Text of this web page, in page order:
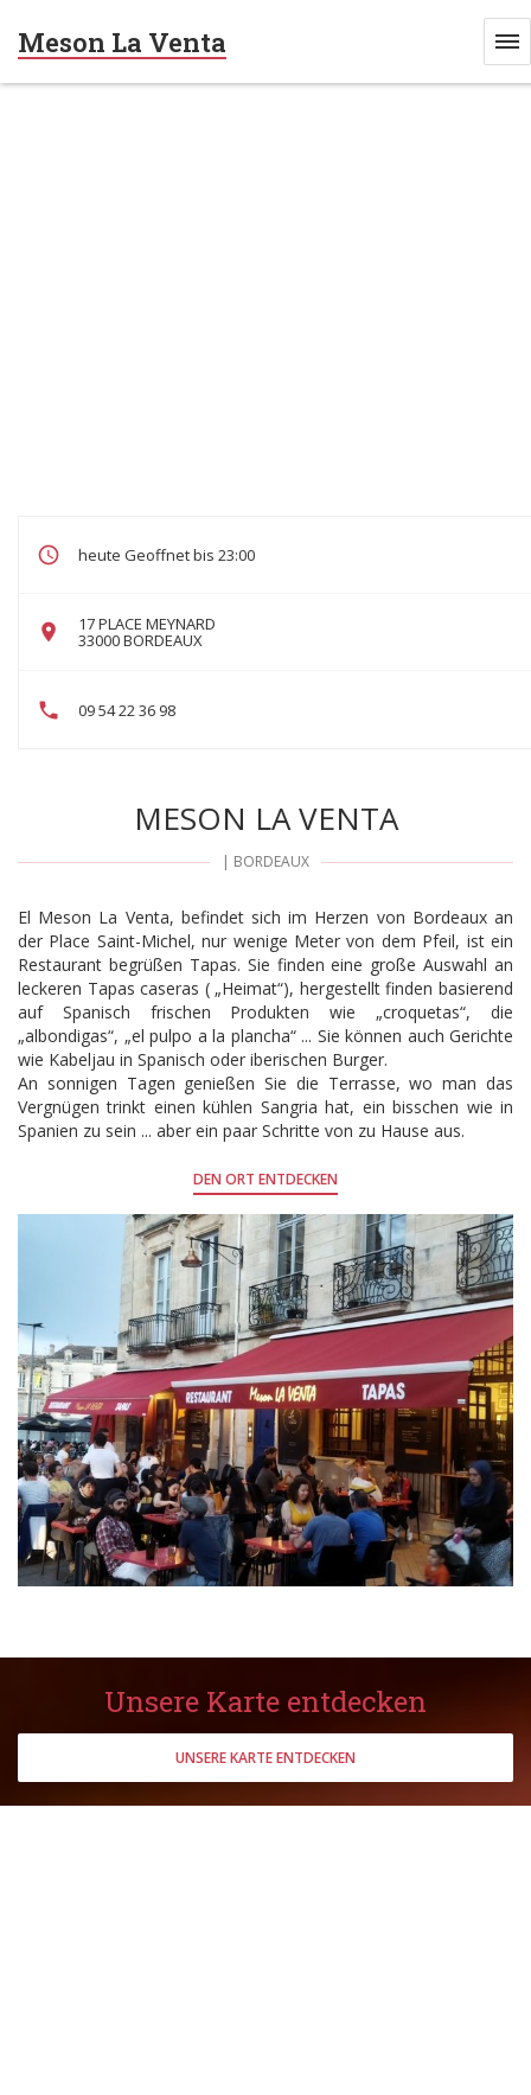
Meson La Venta
heute Geoffnet bis 23:00
17 PLACE MEYNARD
33000 BORDEAUX
09 54 22 36 98
MESON LA VENTA
| BORDEAUX
El Meson La Venta, befindet sich im Herzen von Bordeaux an
der Place Saint-Michel, nur wenige Meter von dem Pfeil, ist ein
Restaurant begrüßen Tapas. Sie finden eine große Auswahl an
leckeren Tapas caseras ( „Heimat“), hergestellt finden basierend
auf Spanisch frischen Produkten wie „croquetas“, die
„albondigas“, „el pulpo a la plancha“ ... Sie können auch Gerichte
wie Kabeljau in Spanisch oder iberischen Burger.
An sonnigen Tagen genießen Sie die Terrasse, wo man das
Vergnügen trinkt einen kühlen Sangria hat, ein bisschen wie in
Spanien zu sein ... aber ein paar Schritte von zu Hause aus.
DEN ORT ENTDECKEN
Unsere Karte entdecken
UNSERE KARTE ENTDECKEN